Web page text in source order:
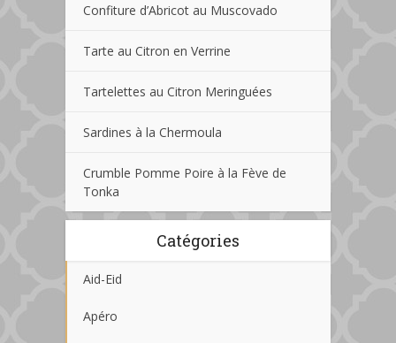
Confiture d’Abricot au Muscovado
Tarte au Citron en Verrine
Tartelettes au Citron Meringuées
Sardines à la Chermoula
Crumble Pomme Poire à la Fève de
Tonka
Catégories
Aid-Eid
Apéro